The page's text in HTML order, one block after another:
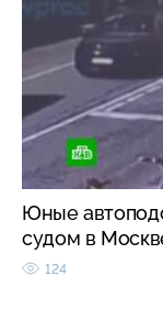
Юные
судом в
124